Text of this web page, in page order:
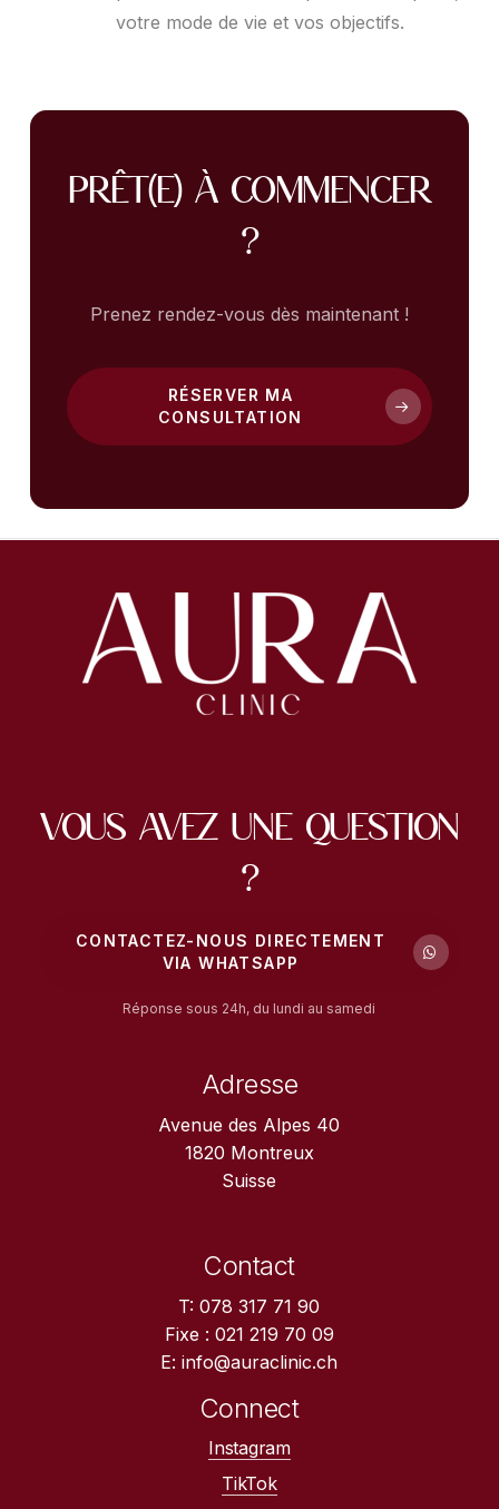
votre mode de vie et vos objectifs.
Prêt(e) à commencer
?
Prenez rendez-vous dès maintenant !
RÉSERVER MA
CONSULTATION
Vous avez une question
?
CONTACTEZ-NOUS DIRECTEMENT
VIA WHATSAPP
Réponse sous 24h, du lundi au samedi
Adresse
Avenue des Alpes 40
1820 Montreux
Suisse
Contact
T: 078 317 71 90
Fixe : 021 219 70 09
E: info@auraclinic.ch
Connect
Instagram
TikTok